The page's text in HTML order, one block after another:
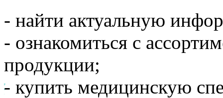
- найти актуальную
- ознакомиться с
продукции;
- купить медицинскую